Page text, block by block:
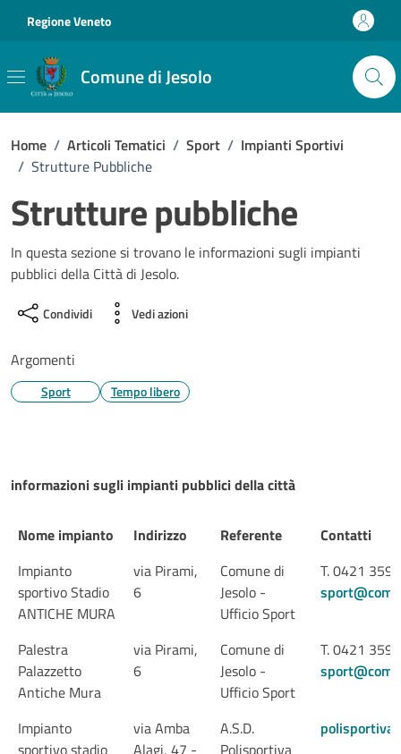
Regione Veneto
Comune di Jesolo
Home / Articoli Tematici / Sport / Impianti Sportivi
/ Strutture Pubbliche
Strutture pubbliche
In questa sezione si trovano le informazioni sugli impianti
pubblici della Città di Jesolo.
Condividi Vedi azioni
Argomenti
Sport Tempo libero
informazioni sugli impianti pubblici della città
Nome impianto Indirizzo Referente
Contatti
Nome impianto
Indirizzo Referente Contatti
Impianto
sportivo Stadio
ANTICHE MURA
via Pirami,
6
Comune di
Jesolo -
Ufficio Sport
T. 0421
Palestra
Palazzetto
Antiche Mura
via Pirami,
6
Comune di
Jesolo -
Ufficio Sport
T. 0421
Impianto
sportivo stadio
via Amba
Alagi, 47 -
A.S.D.
Polisportiva